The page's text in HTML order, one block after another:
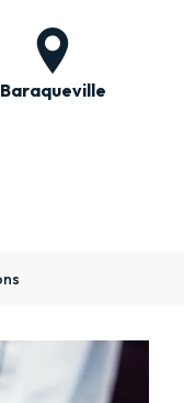
Baraqueville